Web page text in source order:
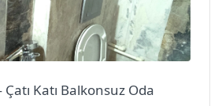
— Standart Bungalov 4
Katı Balkonsuz Oda